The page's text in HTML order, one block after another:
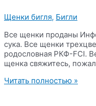
Meute
Show
Щенки бигля, Бигли
Все щенки проданы
сука. Все щенки
родословная РКФ-FCI.
щенка свяжитесь,
Помет
Читать полностью »